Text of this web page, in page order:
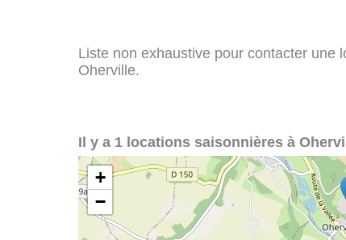
Liste non exhaustive pour contacter une
Oherville.
Il y a 1 locations saisonnières à
+
−